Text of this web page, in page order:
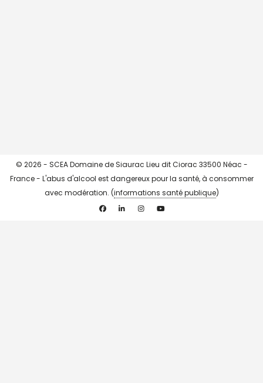
© 2026 - SCEA Domaine de Siaurac Lieu dit Ciorac 33500 Néac -
France - L'abus d'alcool est dangereux pour la santé, à consommer
avec modération. (informations santé publique)
FacebookLinkedin InstagramYouTube